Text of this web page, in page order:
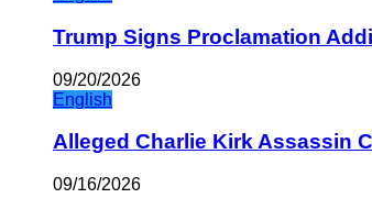
Trump Signs Proclamation
09/20/2026
English
Alleged Charlie Kirk Assassin
09/16/2026